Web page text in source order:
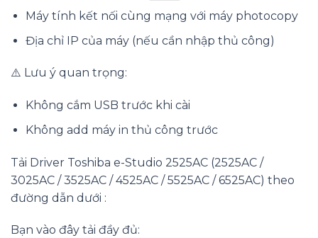
Máy tính kết nối cùng mạng với máy photocopy
Địa chỉ IP của máy (nếu cần nhập thủ công)
⚠️ Lưu ý quan trọng:
Không cắm USB trước khi cài
Không add máy in thủ công trước
Tải Driver Toshiba e-Studio 2525AC (2525AC /
3025AC / 3525AC / 4525AC / 5525AC / 6525AC) theo
đường dẫn dưới :
Bạn vào đây tải đầy đủ: